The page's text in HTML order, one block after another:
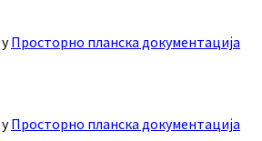
уПросторно планска документација
уПросторно планска документација